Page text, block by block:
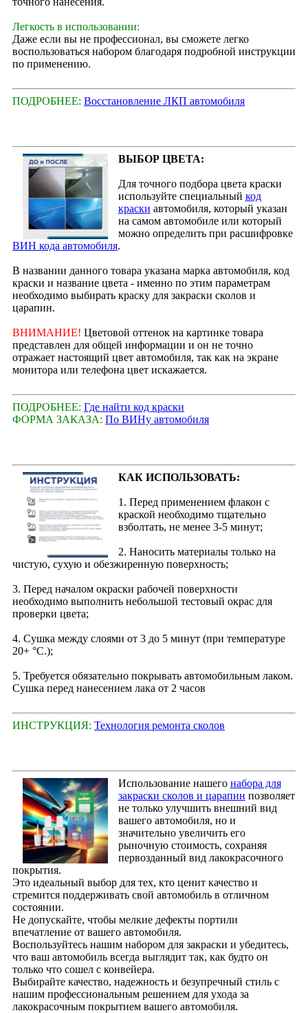
Легкость в использовании:
Даже если вы не профессионал, вы сможете легко
воспользоваться набором благодаря подробной инструкции
по применению.
ПОДРОБНЕЕ: Восстановление ЛКП автомобиля
ВЫБОР ЦВЕТА:
Для точного подбора цвета краски
используйте специальный код
краски автомобиля, который указан
на самом автомобиле или который
можно определить при расшифровке
ВИН кода автомобиля.
В названии данного товара указана марка автомобиля, код
краски и название цвета - именно по этим параметрам
необходимо выбирать краску для закраски сколов и
царапин.
ВНИМАНИЕ! Цветовой оттенок на картинке товара
представлен для общей информации и он не точно
отражает настоящий цвет автомобиля, так как на экране
монитора или телефона цвет искажается.
ПОДРОБНЕЕ: Где найти код краски
ФОРМА ЗАКАЗА: По ВИНу автомобиля
КАК ИСПОЛЬЗОВАТЬ:
1. Перед применением флакон с
краской необходимо тщательно
взболтать, не менее 3-5 минут;
2. Наносить материалы только на
чистую, сухую и обезжиренную поверхность;
3. Перед началом окраски рабочей поверхности
необходимо выполнить небольшой тестовый окрас для
проверки цвета;
4. Сушка между слоями от 3 до 5 минут (при температуре
20+ °С.);
5. Требуется обязательно покрывать автомобильным лаком.
Сушка перед нанесением лака от 2 часов
ИНСТРУКЦИЯ: Технология ремонта сколов
Использование нашего набора для
закраски сколов и царапин позволяет
не только улучшить внешний вид
вашего автомобиля, но и
значительно увеличить его
рыночную стоимость, сохраняя
первозданный вид лакокрасочного
покрытия.
Это идеальный выбор для тех, кто ценит качество и
стремится поддерживать свой автомобиль в отличном
состоянии.
Не допускайте, чтобы мелкие дефекты портили
впечатление от вашего автомобиля.
Воспользуйтесь нашим набором для закраски и убедитесь,
что ваш автомобиль всегда выглядит так, как будто он
только что сошел с конвейера.
Выбирайте качество, надежность и безупречный стиль с
нашим профессиональным решением для ухода за
лакокрасочным покрытием вашего автомобиля.